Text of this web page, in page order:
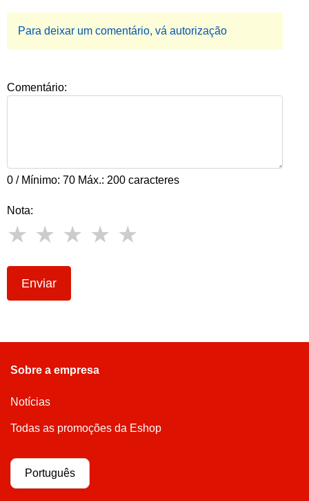
Para deixar um comentário, vá autorização
Comentário:
0 / Mínimo: 70 Máx.: 200 caracteres
Nota:
Enviar
Sobre a empresa
Notícias
Todas as promoções da Eshop
Português